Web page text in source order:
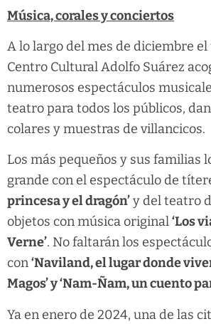
Música, corales y conciertos
A lo largo del mes de diciembre
Centro Cultural Adolfo Suárez
numerosos espectáculos
teatro para todos los públicos,
colares y muestras de villancicos.
Los más pequeños y sus familias
grande con el espectáculo de
princesa y el dragón’y del teatro
objetos con música original‘Los
Verne’. No faltarán los
con‘Naviland, el lugar donde
Magos’ y ‘Nam-Ñam, un cuento
Ya en enero de 2024, una de las